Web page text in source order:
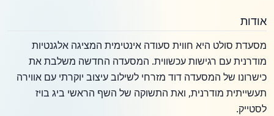
אודות
מסעדת סולט היא חווית סעודה אינטימית המציגה אלגנטיות
מודרנית עם רגישות עכשווית. המסעדה החדשה משלבת את
כישרונו של המסעדה דוד מזרחי לשילוב עיצוב יוקרתי עם אווירה
תעשייתית מודרנית, ואת התשוקה של השף הראשי ביג בויז
לסטייק.